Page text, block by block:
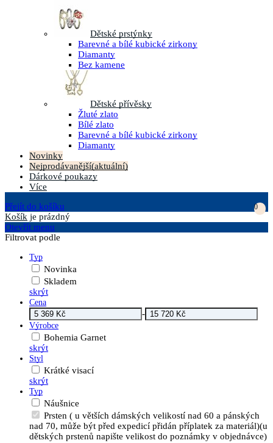
Dětské prstýnky
Barevné a bílé kubické zirkony
Diamanty
Bez kamene
Dětské přívěsky
Žluté zlato
Bílé zlato
Barevné a bílé kubické zirkony
Diamanty
Novinky
Nejprodávanější(aktuální)
Dárkové poukazy
Více
Přejít do košíku
0
Košík je prázdný
Otevřít menu
Filtrovat podle
Typ
Novinka
Skladem
skrýt
Cena
-
Výrobce
Bohemia Garnet
skrýt
Styl
Krátké visací
skrýt
Typ
Náušnice
Prsten ( u větších dámských velikostí nad 60 a pánských
nad 70, může být před expedicí přidán příplatek za materiál)(u
dětských prstenů napište velikost do poznámky v objednávce)